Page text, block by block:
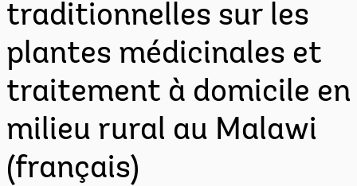
traditionnelles sur les
plantes médicinales et
traitement à domicile en
milieu rural au Malawi
(français)